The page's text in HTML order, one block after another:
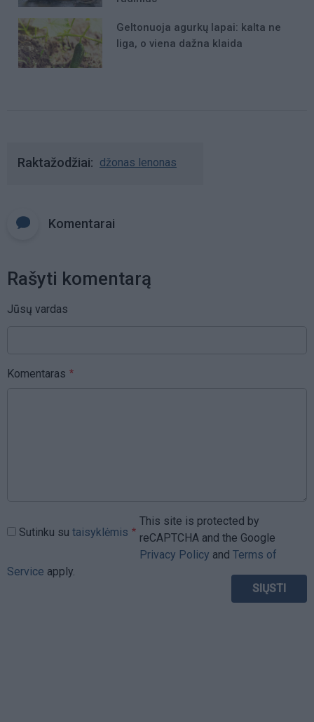
Geltonuoja agurkų lapai: kalta ne
liga, o viena dažna klaida
Raktažodžiai džonas lenonas
Komentarai
Rašyti komentarą
Jūsų vardas
Komentaras
Sutinku su taisyklėmis
This site is protected by
reCAPTCHA and the Google
Privacy Policy and Terms of
Service apply.